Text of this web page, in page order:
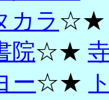
カラ
院☆★
ー☆★